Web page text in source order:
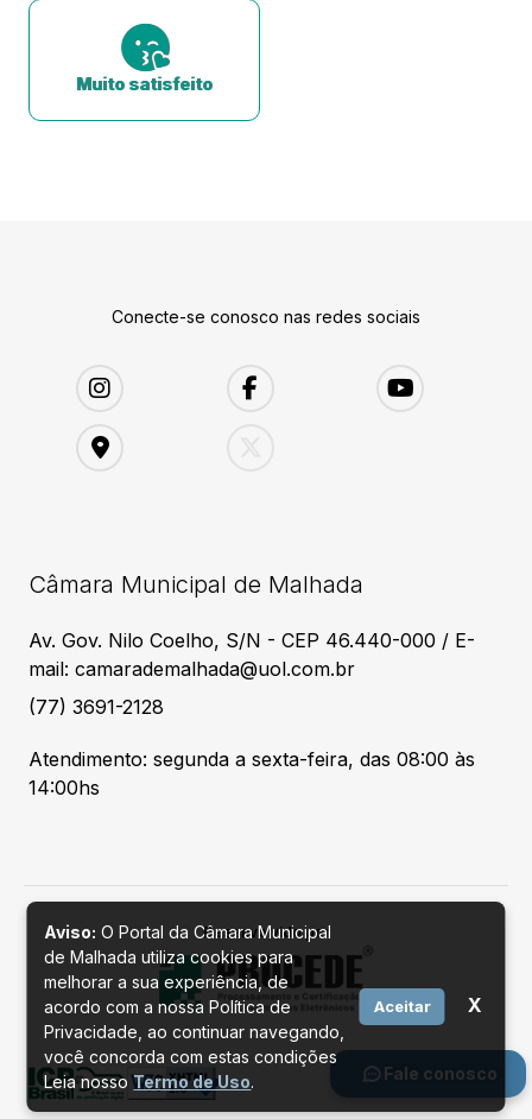
Fale conosco
Muito satisfeito
Conecte-se conosco nas redes sociais
Câmara Municipal de Malhada
Av. Gov. Nilo Coelho, S/N - CEP 46.440-000 / E-
mail: camarademalhada@uol.com.br
(77) 3691-2128
Atendimento: segunda a sexta-feira, das 08:00 às
14:00hs
Desenvolvido por
Aviso: O Portal da Câmara Municipal
de Malhada utiliza cookies para
melhorar a sua experiência, de
acordo com a nossa Política de
Privacidade, ao continuar navegando,
você concorda com estas condições
Leia nossoTermo de Uso.
Aceitar X